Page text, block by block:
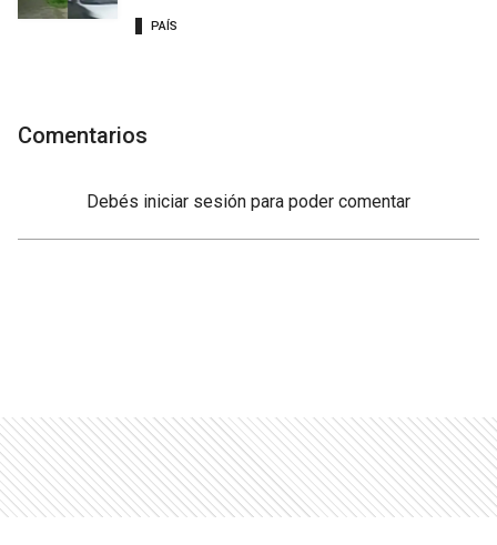
PAÍS
Comentarios
Debés iniciar sesión para poder comentar